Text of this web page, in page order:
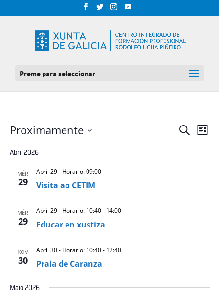
Preme para seleccionar
EVENTOS
BUSCA
Procurar
DE
Lista
Proximamente
date.
Abril 2026
MÉR
29 Visita ao CETIM
Abril 29 - Horario: 09:00
MÉR
29 Educar en xustiza
Abril 29 - Horario: 10:40- 14:00
XOV
30 Praia de Caranza
Abril 30 - Horario: 10:40- 12:40
Maio 2026